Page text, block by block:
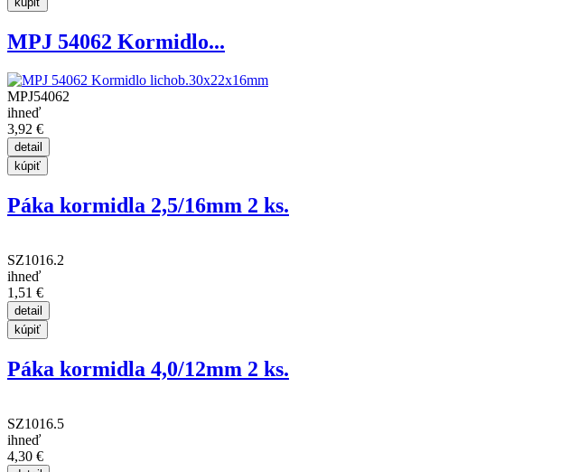
MPJ 54062 Kormidlo...
MPJ54062
ihneď
3,92 €
Páka kormidla 2,5/16mm 2 ks.
SZ1016.2
ihneď
1,51 €
Páka kormidla 4,0/12mm 2 ks.
SZ1016.5
ihneď
4,30 €